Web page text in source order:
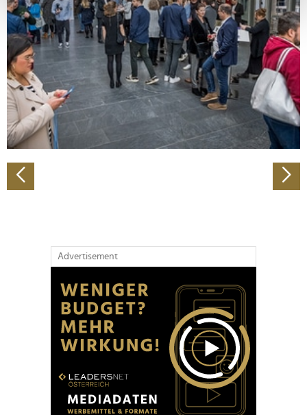
Erfahren Sie mehr darüber, wie Ihre persönlichen Daten
verarbeitet werden, und legen Sie Ihre Präferenzen im
Abschnitt Einzelheiten fest.
Wir verwenden Cookies, um Inhalte und Anzeigen zu
personalisieren, Funktionen für soziale Medien anbieten
zu können und die Zugriffe auf unsere Website zu
analysieren. Außerdem geben wir Informationen zu Ihrer
Verwendung unserer Website an unsere Partner für
soziale Medien, Werbung und Analysen weiter. Unsere
Partner führen diese Informationen möglicherweise mit
Advertisement